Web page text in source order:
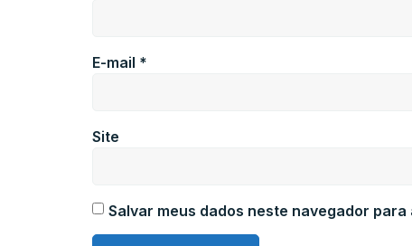
E-mail *
Site
Salvar meus dados neste navegador